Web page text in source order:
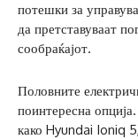
потешки за
да претставуваат
сообраќајот.
Половните
поинтересна
како Hyundai Ioniq